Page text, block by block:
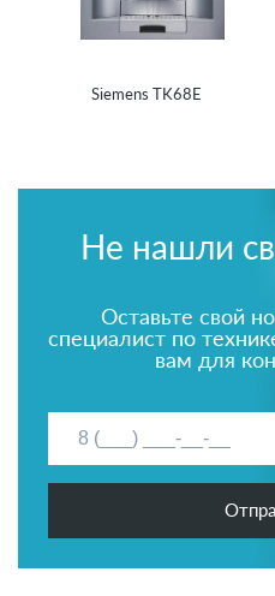
Siemens TK68E
Не нашли
Оставьте свой
специалист по
вам для